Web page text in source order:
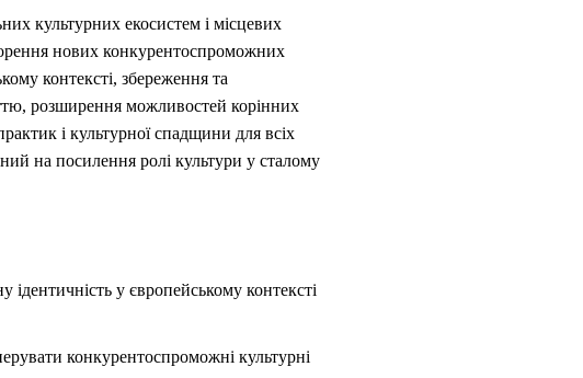
культурних екосистем і місцевих
нових конкурентоспроможних
контексті, збереження та
розширення можливостей корінних
і культурної спадщини для всіх
на посилення ролі культури у сталому
у європейському контексті
конкурентоспроможні культурні